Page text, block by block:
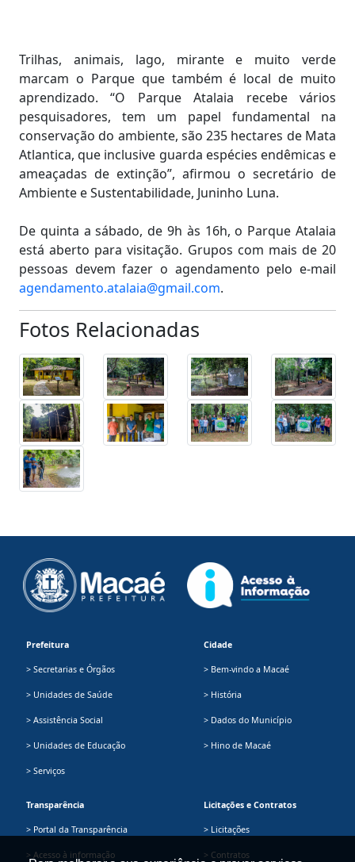
Trilhas, animais, lago, mirante e muito verde
marcam o Parque que também é local de muito
aprendizado. “O Parque Atalaia recebe vários
pesquisadores, tem um papel fundamental na
conservação do ambiente, são 235 hectares de Mata
Atlantica, que inclusive guarda espécies endêmicas e
ameaçadas de extinção”, afirmou o secretário de
Ambiente e Sustentabilidade, Juninho Luna.
De quinta a sábado, de 9h às 16h, o Parque Atalaia
está aberto para visitação. Grupos com mais de 20
pessoas devem fazer o agendamento pelo e-mail
agendamento.atalaia@gmail.com.
Fotos Relacionadas
Prefeitura
> Secretarias e Órgãos
> Unidades de Saúde
> Assistência Social
> Unidades de Educação
> Serviços
Cidade
> Bem-vindo a Macaé
> História
> Dados do Município
> Hino de Macaé
Transparência
> Portal da Transparência
> Acesso à informação
Licitações e Contratos
> Licitações
> Contratos